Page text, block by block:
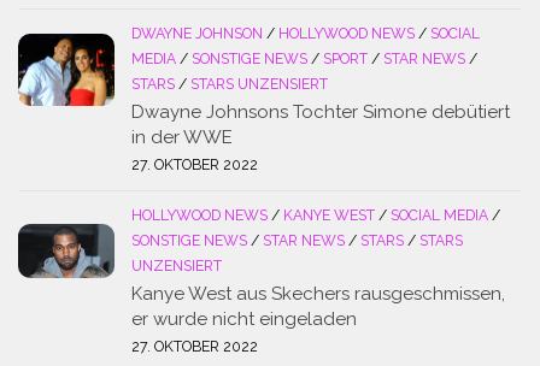
DWAYNE JOHNSON / HOLLYWOOD NEWS / SOCIAL
MEDIA / SONSTIGE NEWS / SPORT / STAR NEWS /
STARS / STARS UNZENSIERT
Dwayne Johnsons Tochter Simone debütiert
in der WWE
27. OKTOBER 2022
HOLLYWOOD NEWS / KANYE WEST / SOCIAL MEDIA /
SONSTIGE NEWS / STAR NEWS / STARS / STARS
UNZENSIERT
Kanye West aus Skechers rausgeschmissen,
er wurde nicht eingeladen
27. OKTOBER 2022